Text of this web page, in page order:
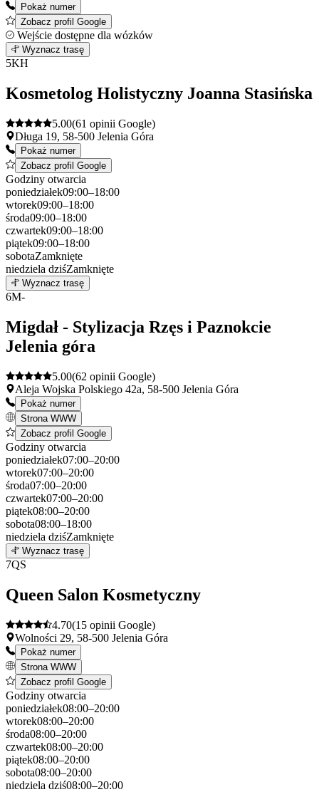
Pokaż numer
Zobacz profil Google
Wejście dostępne dla wózków
4
+
Wyznacz trasę
5KH
Kosmetolog Holistyczny Joanna Stasińska
5.00(61 opinii Google)
Długa 19, 58-500 Jelenia Góra
Pokaż numer
Zobacz profil Google
Godziny otwarcia
poniedziałek09:00–18:00
wtorek09:00–18:00
środa09:00–18:00
czwartek09:00–18:00
piątek09:00–18:00
sobotaZamknięte
niedziela dziśZamknięte
+
−
Wyznacz trasę
6M-
Migdał - Stylizacja Rzęs i Paznokcie
Jelenia góra
5.00(62 opinii Google)
Aleja Wojska Polskiego 42a, 58-500 Jelenia Góra
Pokaż numer
Strona WWW
Zobacz profil Google
Godziny otwarcia
poniedziałek07:00–20:00
wtorek07:00–20:00
środa07:00–20:00
czwartek07:00–20:00
piątek08:00–20:00
sobota08:00–18:00
niedziela dziśZamknięte
+
Wyznacz trasę
7QS
Queen Salon Kosmetyczny
4.70(15 opinii Google)
Wolności 29, 58-500 Jelenia Góra
Pokaż numer
Strona WWW
Zobacz profil Google
Godziny otwarcia
poniedziałek08:00–20:00
wtorek08:00–20:00
środa08:00–20:00
czwartek08:00–20:00
piątek08:00–20:00
sobota08:00–20:00
niedziela dziś08:00–20:00